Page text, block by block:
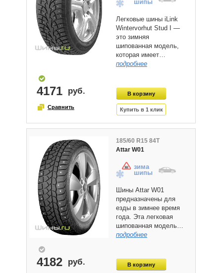
шипы
Легковые шины iLink
Wintervorhut Stud I —
это зимняя
шипованная модель,
которая имеет…
подробнее
4171
185/60 R15 84T
Attar W01
зима
шипы
Шины Attar W01
предназначены для
езды в зимнее время
года. Эта легковая
шипованная модель…
подробнее
4182